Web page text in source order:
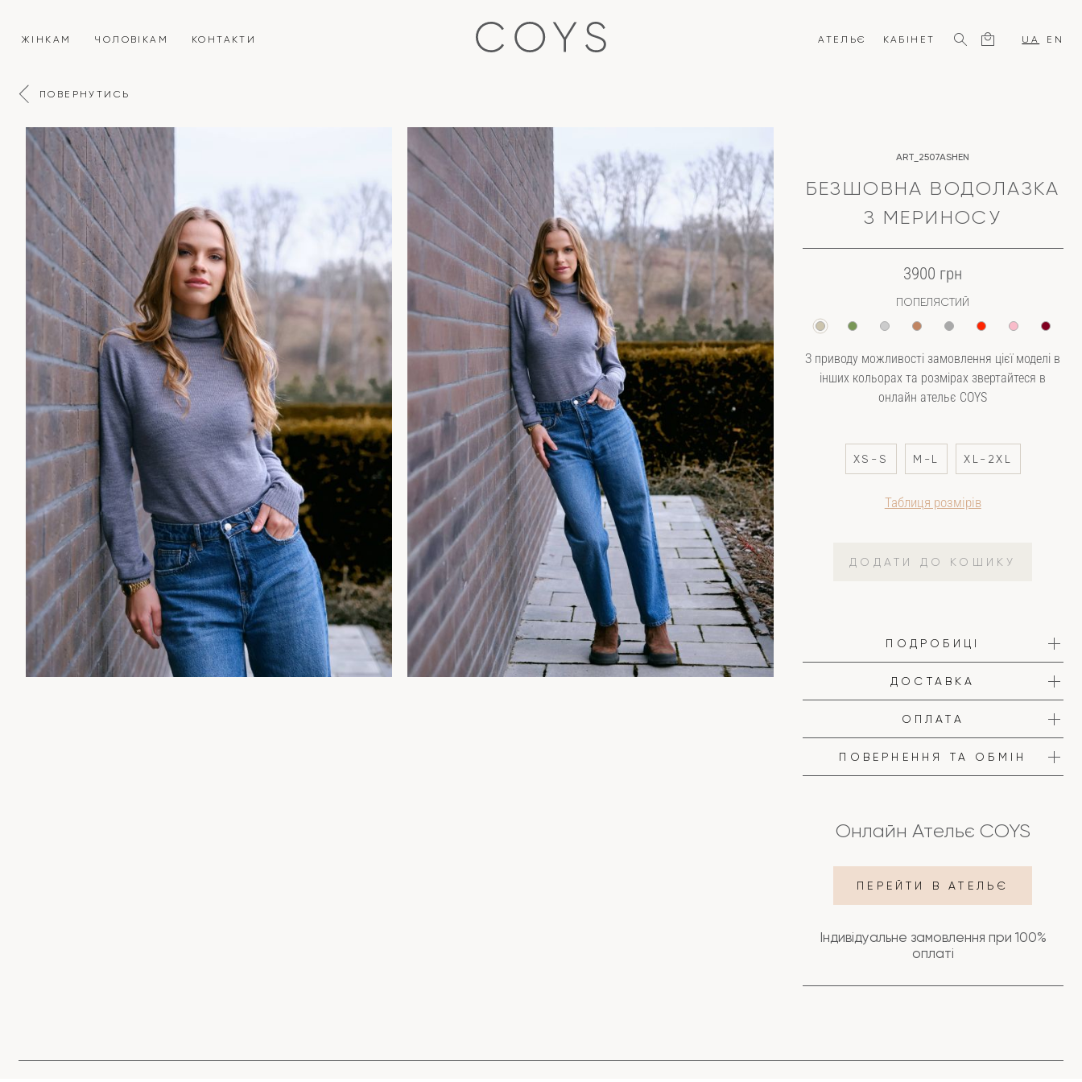
ЖІНКАМ ЧОЛОВІКАМ КОНТАКТИ АТЕЛЬЄ КАБІНЕТ UA EN
ПОВЕРНУТИСЬ
ART_2507ASHEN
БЕЗШОВНА ВОДОЛАЗКА
З МЕРИНОСУ
3900 грн
ПОПЕЛЯСТИЙ
З приводу можливості замовлення цієї моделі в
інших кольорах та розмірах звертайтеся в
онлайн ательє COYS
XS-S M-L XL-2XL
Таблиця розмірів
ДОДАТИ ДО КОШИКУ
ПОДРОБИЦІ
ДОСТАВКА
ОПЛАТА
ПОВЕРНЕННЯ ТА ОБМІН
Онлайн Ательє COYS
ПЕРЕЙТИ В АТЕЛЬЄ
Індивідуальне замовлення при 100%
оплаті